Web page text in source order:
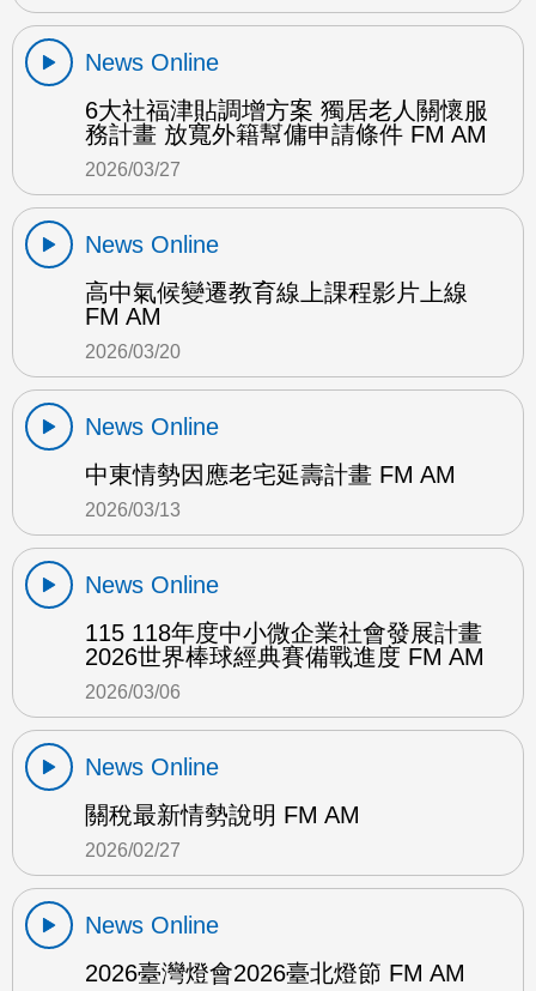
News Online
6大社福津貼調增方案 獨居老人關懷服
務計畫 放寬外籍幫傭申請條件 FM AM
2026/03/27
News Online
高中氣候變遷教育線上課程影片上線
FM AM
2026/03/20
News Online
中東情勢因應老宅延壽計畫 FM AM
2026/03/13
News Online
115 118年度中小微企業社會發展計畫
2026世界棒球經典賽備戰進度 FM AM
2026/03/06
News Online
關稅最新情勢說明 FM AM
2026/02/27
News Online
2026臺灣燈會2026臺北燈節 FM AM